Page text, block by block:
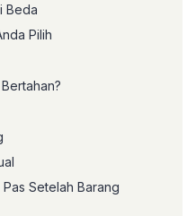
Beda
Pilih
Setelah Barang